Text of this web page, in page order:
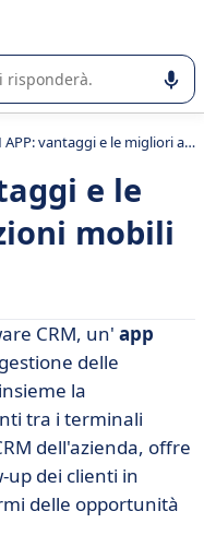
scelta di un
CRM APP: vantaggi e le migliori applicazioni mobili
e le
mobili
ovunque
CRM, un' app
delle
la
tra i terminali
dell'azienda, offre
up dei clienti in
delle opportunità